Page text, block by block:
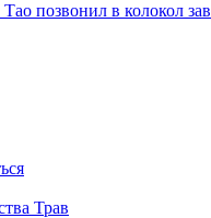
позвонил в колокол
Трав